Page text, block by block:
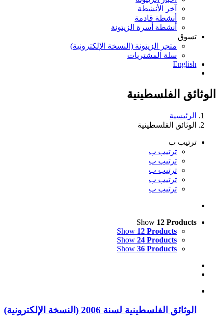
آخر الأنشطة
أنشطة قادمة
أنشطة أسرة الزيتونة
تسوق
متجر الزيتونة (النسخة الإلكترونية)
سلة المشتريات
English
الوثائق الفلسطينية
الرئيسية
الوثائق الفلسطينية
ترتيب ب
ترتيب ب
ترتيب ب
ترتيب ب
ترتيب ب
ترتيب ب
Show 12 Products
Show 12 Products
Show 24 Products
Show 36 Products
الوثائق الفلسطينية لسنة 2006 (النسخة الإلكترونية)